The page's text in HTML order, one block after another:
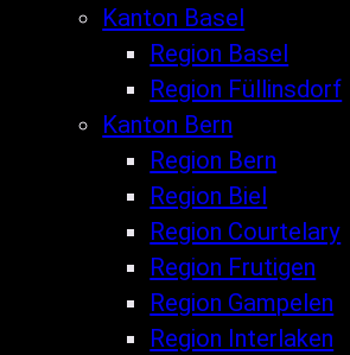
Kanton Basel
Region Basel
Region Füllinsdorf
Kanton Bern
Region Bern
Region Biel
Region Courtelary
Region Frutigen
Region Gampelen
Region Interlaken